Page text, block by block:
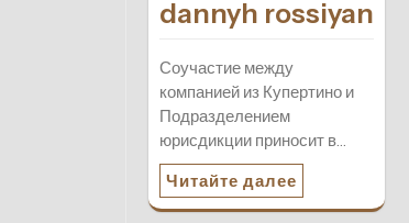
dannyh rossiyan
Соучастие между
компанией из Купертино и
Подразделением
юрисдикции приносит в…
Читайте далее